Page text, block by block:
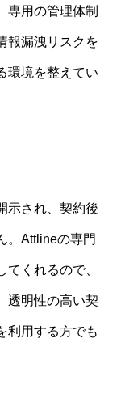
専用の管理体制
報漏洩リスクを
環境を整えてい
示され、契約後
。Attlineの専門
くれるので、
透明性の高い契
利用する方でも